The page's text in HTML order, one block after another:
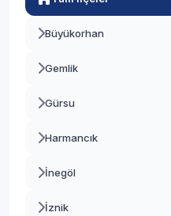
Büyükorhan
Gemlik
Gürsu
Harmancık
İnegöl
İznik